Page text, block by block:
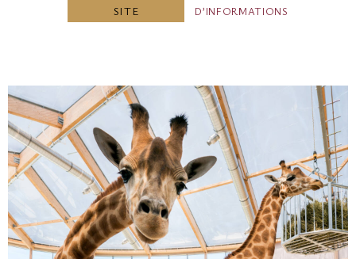
SITE
D’INFORMATIONS